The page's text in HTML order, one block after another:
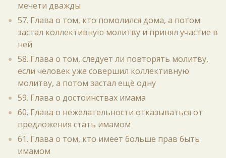
мечети дважды
57. Глава о том, кто помолился дома, а потом
застал коллективную молитву и принял участие в
ней
58. Глава о том, следует ли повторять молитву,
если человек уже совершил коллективную
молитву, а потом застал ещё одну
59. Глава о достоинствах имама
60. Глава о нежелательности отказываться от
предложения стать имамом
61. Глава о том, кто имеет больше прав быть
имамом